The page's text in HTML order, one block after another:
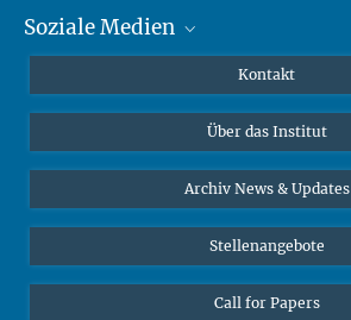
MMG Alumni Corner
Online-Vorträge
Interviews zum Thema "Diversity"
Soziale Medien
Bluesky
Kontakt
Über das Institut
Archiv News & Updates
Stellenangebote
Call for Papers